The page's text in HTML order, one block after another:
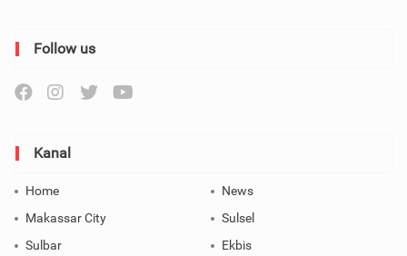
Follow us
Kanal
Home
News
Makassar City
Sulsel
Sulbar
Ekbis